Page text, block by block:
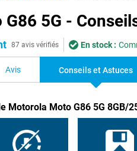
5G -
87 avis vérifiés En stock :
Avis Conseils et Astuces
Motorola Moto G86 5G 8GB/